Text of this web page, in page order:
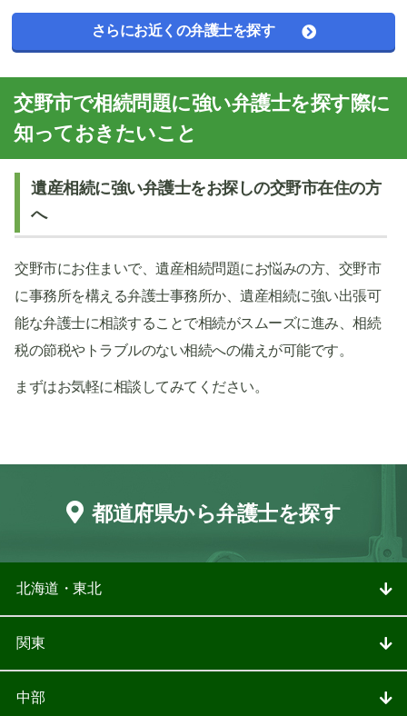
さらにお近くの弁護士を探す
交野市で相続問題に強い弁護士を探す際に
知っておきたいこと
遺産相続に強い弁護士をお探しの交野市在住の方
へ
交野市にお住まいで、遺産相続問題にお悩みの方、交野市
に事務所を構える弁護士事務所か、遺産相続に強い出張可
能な弁護士に相談することで相続がスムーズに進み、相続
税の節税やトラブルのない相続への備えが可能です。
まずはお気軽に相談してみてください。
都道府県から弁護士を探す
北海道・東北
関東
中部